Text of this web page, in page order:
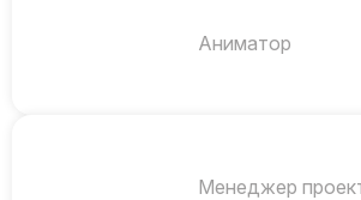
Аниматор
Менеджер